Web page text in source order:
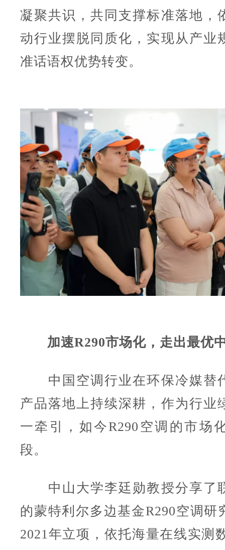
凝聚共识，共同支撑标准落地，
动行业摆脱同质化，实现从产业
准话语权优势转变。
加速R290市场化，走出最优
中国空调行业在环保冷媒替
产品落地上持续深耕，作为行业
一牵引，如今R290空调的市场
段。
中山大学李廷勋教授分享了
的蒙特利尔多边基金R290空调研
2021年立项，依托海量在线实测